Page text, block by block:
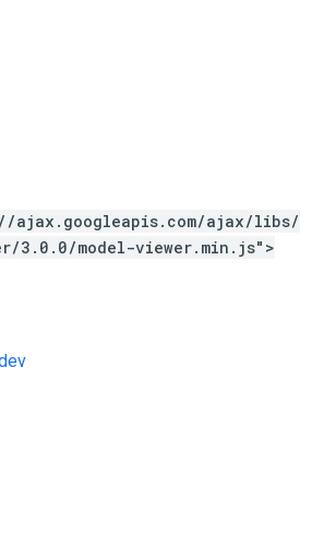
ajax.googleapis.com/ajax/libs/
3.0.0/model-viewer.min.js">